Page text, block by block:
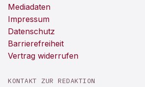
Mediadaten
Impressum
Datenschutz
Barrierefreiheit
Vertrag widerrufen
KONTAKT ZUR REDAKTION